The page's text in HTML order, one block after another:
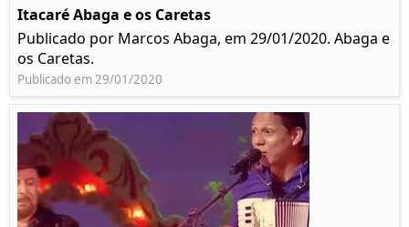
Itacaré Abaga e os Caretas
Publicado por Marcos Abaga, em 29/01/2020. Abaga e
os Caretas.
Publicado em 29/01/2020